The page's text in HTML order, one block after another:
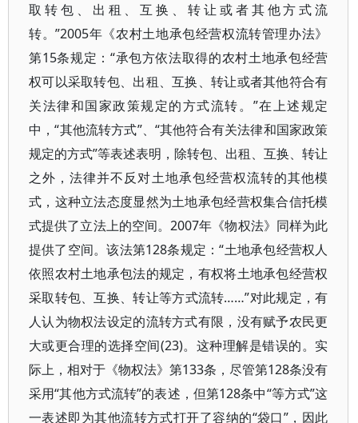
取转包、出租、互换、转让或者其他方式流
转。”2005年《农村土地承包经营权流转管理办法》
第15条规定：“承包方依法取得的农村土地承包经营
权可以采取转包、出租、互换、转让或者其他符合有
关法律和国家政策规定的方式流转。”在上述规定
中，“其他流转方式”、“其他符合有关法律和国家政策
规定的方式”等表述表明，除转包、出租、互换、转让
之外，法律并不反对土地承包经营权流转的其他模
式，这种立法态度显然为土地承包经营权集合信托模
式提供了立法上的空间。2007年《物权法》同样为此
提供了空间。该法第128条规定：“土地承包经营权人
依照农村土地承包法的规定，有权将土地承包经营权
采取转包、互换、转让等方式流转……”对此规定，有
人认为物权法设定的流转方式有限，没有赋予农民更
大或更合理的选择空间(23)。这种理解是错误的。实
际上，相对于《物权法》第133条，尽管第128条没有
采用“其他方式流转”的表述，但第128条中“等方式”这
一表述即为其他流转方式打开了容纳的“袋口”，因此